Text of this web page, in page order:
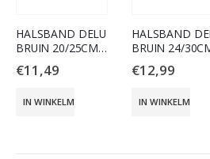
HALSBAND DELU
BRUIN 20/25CM
10MM
€11,49
IN WINKELMAND
HALSBAND
BRUIN 24/
15MM
€12,99
IN WINKELMAND